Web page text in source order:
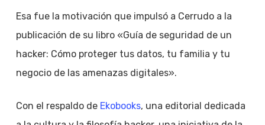
Esa fue la motivación que impulsó a Cerrudo a la
publicación de su libro «Guía de seguridad de un
hacker: Cómo proteger tus datos, tu familia y tu
negocio de las amenazas digitales».
Con el respaldo de Ekobooks, una editorial dedicada